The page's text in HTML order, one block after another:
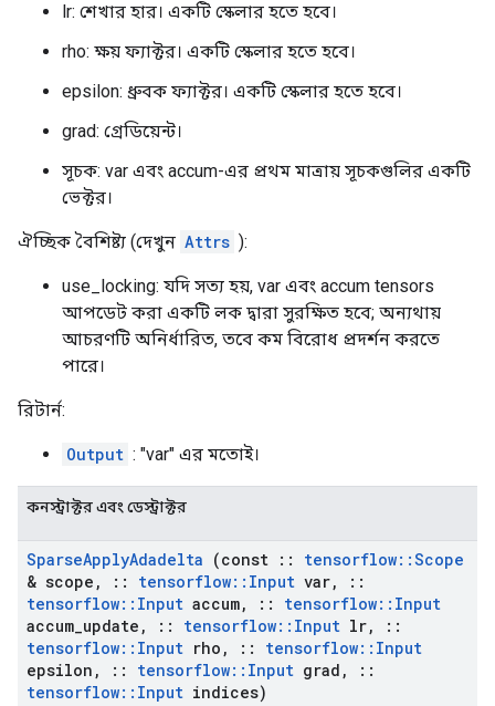
lr: শেখার হার। একটি স্কেলার হতে হবে।
rho: ক্ষয় ফ্যাক্টর। একটি স্কেলার হতে হবে।
epsilon: ধ্রুবক ফ্যাক্টর। একটি স্কেলার হতে হবে।
grad: গ্রেডিয়েন্ট।
সূচক: var এবং accum-এর প্রথম মাত্রায় সূচকগুলির একটি
ভেক্টর।
ঐচ্ছিক বৈশিষ্ট্য (দেখুন Attrs ):
use_locking: যদি সত্য হয়, var এবং accum tensors
আপডেট করা একটি লক দ্বারা সুরক্ষিত হবে; অন্যথায়
আচরণটি অনির্ধারিত, তবে কম বিরোধ প্রদর্শন করতে
পারে।
রিটার্ন:
Output : "var" এর মতোই।
কনস্ট্রাক্টর এবং ডেস্ট্রাক্টর
SparseApplyAdadelta (const :: tensorflow::Scope
& scope , :: tensorflow:: Input var,
::
tensorflow:: Input accum, :: tensorflow:: Input
accum update , :: tensorflow:: Input lr,
::
tensorflow:: Input rho , :: tensorflow:: Input
epsilon , :: tensorflow:: Input grad ,
::
tensorflow:: Input indices)